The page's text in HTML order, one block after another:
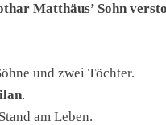
Matthäus’ Sohn
und zwei Töchter.
.
am Leben.